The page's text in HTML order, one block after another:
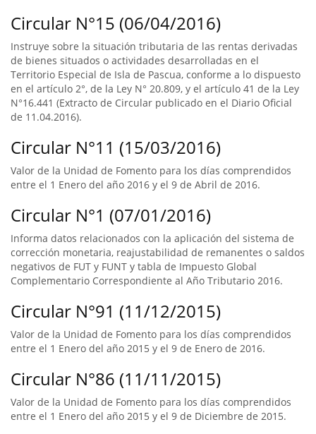
Circular N°15 (06/04/2016)
Instruye sobre la situación tributaria de las rentas derivadas
de bienes situados o actividades desarrolladas en el
Territorio Especial de Isla de Pascua, conforme a lo dispuesto
en el artículo 2°, de la Ley N° 20.809, y el artículo 41 de la Ley
N°16.441 (Extracto de Circular publicado en el Diario Oficial
de 11.04.2016).
Circular N°11 (15/03/2016)
Valor de la Unidad de Fomento para los días comprendidos
entre el 1 Enero del año 2016 y el 9 de Abril de 2016.
Circular N°1 (07/01/2016)
Informa datos relacionados con la aplicación del sistema de
corrección monetaria, reajustabilidad de remanentes o saldos
negativos de FUT y FUNT y tabla de Impuesto Global
Complementario Correspondiente al Año Tributario 2016.
Circular N°91 (11/12/2015)
Valor de la Unidad de Fomento para los días comprendidos
entre el 1 Enero del año 2015 y el 9 de Enero de 2016.
Circular N°86 (11/11/2015)
Valor de la Unidad de Fomento para los días comprendidos
entre el 1 Enero del año 2015 y el 9 de Diciembre de 2015.